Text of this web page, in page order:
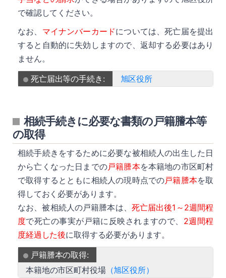
で確認してください。
なお、 マイナンバーカードについては、死亡届を提出
すると自動的に失効しますので、返却する必要はあり
ません。
死亡届出等の手続き:
旭区役所
相続手続きに必要な書類の戸籍謄本等
の取得
相続手続きをするために必要な被相続人の出生した日
から亡くなった日までの戸籍謄本を本籍地の市区町村
で取得するとともに相続人の現時点での戸籍謄本を取
得しておく必要があります。
なお、被相続人の戸籍謄本は、 死亡届出後1～2週間程
度で死亡の事実が戸籍に反映されますので、 2週間程
度経過した後に取得する必要があります。
戸籍謄本の取得:
本籍地の市区町村役場（旭区役所）